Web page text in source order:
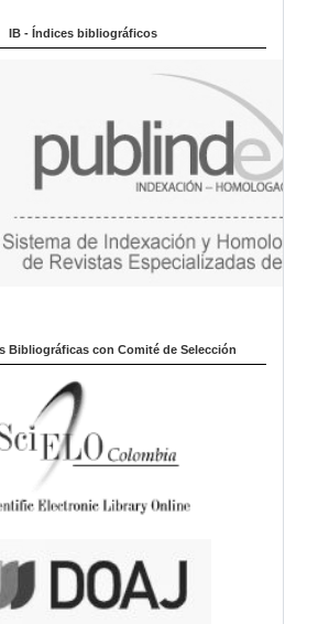
m
IB - Índices bibliográficos
Bibliográficas con Comité de Selección